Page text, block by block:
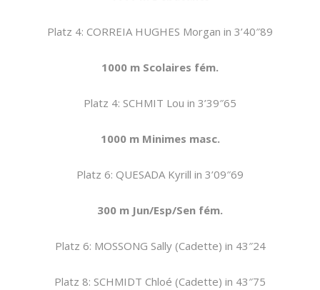
Platz 4: CORREIA HUGHES Morgan in 3’40″89
1000 m Scolaires fém.
Platz 4: SCHMIT Lou in 3’39″65
1000 m Minimes masc.
Platz 6: QUESADA Kyrill in 3’09″69
300 m Jun/Esp/Sen fém.
Platz 6: MOSSONG Sally (Cadette) in 43″24
Platz 8: SCHMIDT Chloé (Cadette) in 43″75